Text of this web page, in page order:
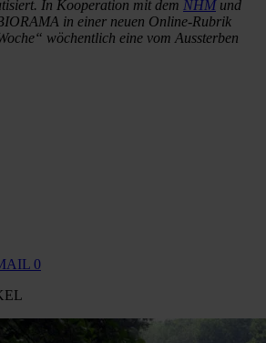
In Kooperation mit dem NHMund
in einer neuen Online-Rubrik
wöchentlich eine vom Aussterben
0